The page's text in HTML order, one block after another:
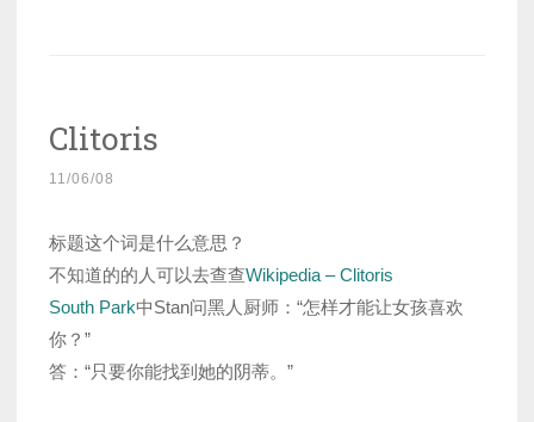
Clitoris
11/06/08
标题这个词是什么意思？
不知道的的人可以去查查Wikipedia – Clitoris
South Park中Stan问黑人厨师：“怎样才能让女孩喜欢
你？”
答：“只要你能找到她的阴蒂。”